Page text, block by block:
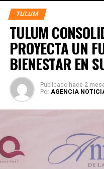
TULUM
TULUM
PROYECTA UN
BIENESTAR EN
Publicado hace 2
Por AGENCIA